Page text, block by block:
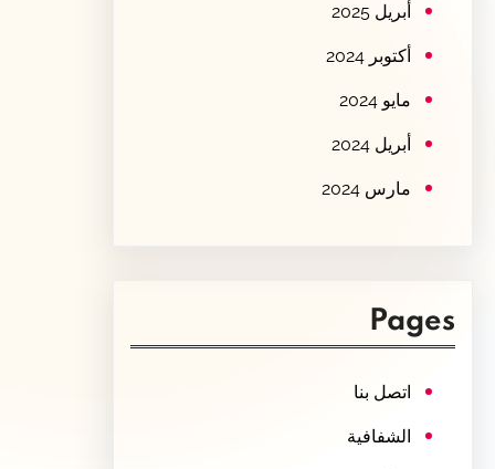
أبريل 2025
أكتوبر 2024
مايو 2024
أبريل 2024
مارس 2024
Pages
اتصل بنا
الشفافية